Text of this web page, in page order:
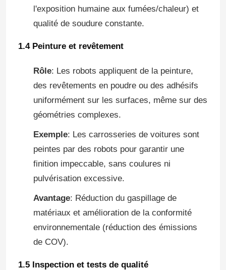
Produits
Vidéos
Le spectacle VR
À propos de nous
Visite de l'usine
Contrôle de la qualité
Nous contacter
Nouvelles
Les affaires
l'exposition humaine aux fumées/chaleur) et
qualité de soudure constante.
1.4 Peinture et revêtement
Rôle: Les robots appliquent de la peinture,
des revêtements en poudre ou des adhésifs
uniformément sur les surfaces, même sur des
géométries complexes.
Exemple: Les carrosseries de voitures sont
peintes par des robots pour garantir une
finition impeccable, sans coulures ni
pulvérisation excessive.
Avantage: Réduction du gaspillage de
matériaux et amélioration de la conformité
environnementale (réduction des émissions
de COV).
1.5 Inspection et tests de qualité